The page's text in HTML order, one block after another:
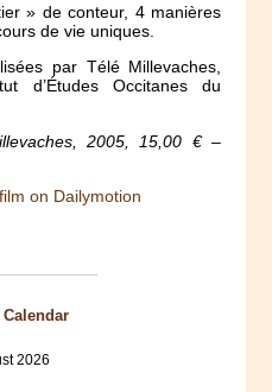
» de conteur, 4 manières
de vie uniques.
par Télé Millevaches,
d’Études Occitanes du
2005, 15,00 € –
on Dailymotion
Calendar
2026